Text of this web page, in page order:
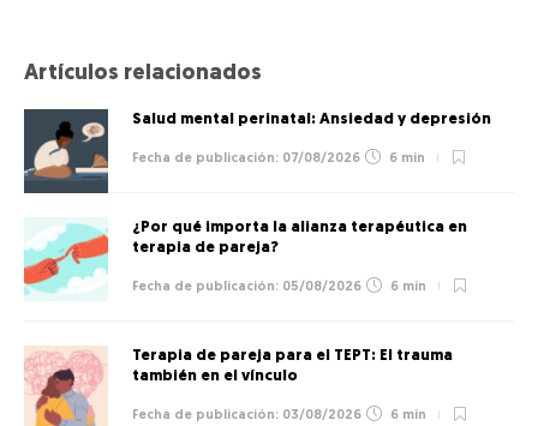
Artículos relacionados
Salud mental perinatal: Ansiedad y depresión
07/08/2026 6 min
¿Por qué importa la alianza terapéutica en
terapia de pareja?
05/08/2026 6 min
Terapia de pareja para el TEPT: El trauma
también en el vínculo
03/08/2026 6 min